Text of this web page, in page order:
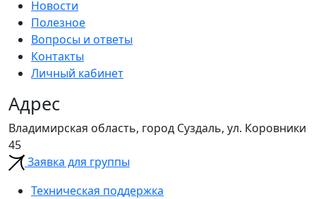
Новости
Полезное
Вопросы и ответы
Контакты
Личный кабинет
Адрес
Владимирская область, город Суздаль, ул. Коровники
45
Заявка для группы
Техническая поддержка